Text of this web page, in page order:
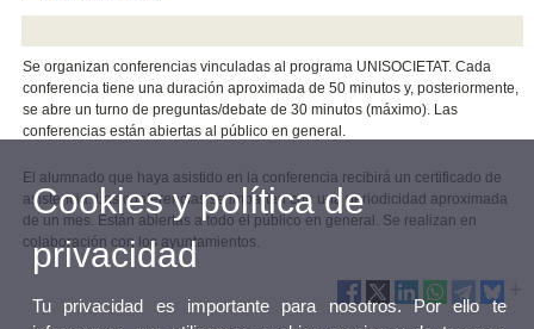
Se organizan conferencias vinculadas al programa UNISOCIETAT. Cada
conferencia tiene una duración aproximada de 50 minutos y, posteriormente,
se abre un turno de preguntas/debate de 30 minutos (máximo). Las
conferencias están abiertas al público en general.
El alumnado que haya asistido en la conferencia recibirá un certificado de
asistencia. Las conferencias se imparten con una periodicidad aproximada
de un mes. Están abiertas a todo el público en general. Se realizan en
colaboración con los ayuntamientos.
Cookies y política de
privacidad
Tu privacidad es importante para nosotros. Por ello te